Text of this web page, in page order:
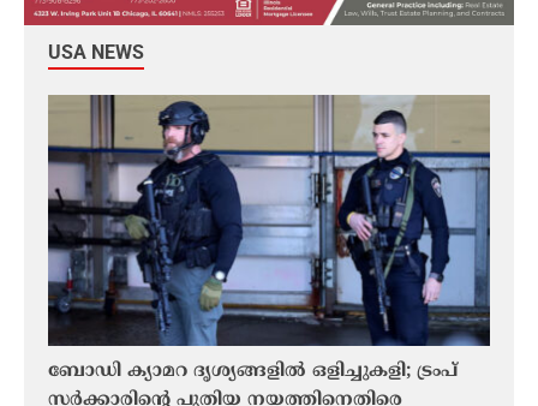
USA NEWS
ബോഡി ക്യാമറ ദൃശ്യങ്ങളിൽ ഒളിച്ചുകളി; ട്രംപ്
സർക്കാരിൻ്റെ പുതിയ നയത്തിനെതിരെ